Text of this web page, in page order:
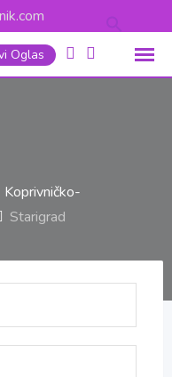
Oglas
Koprivničko-
Starigrad